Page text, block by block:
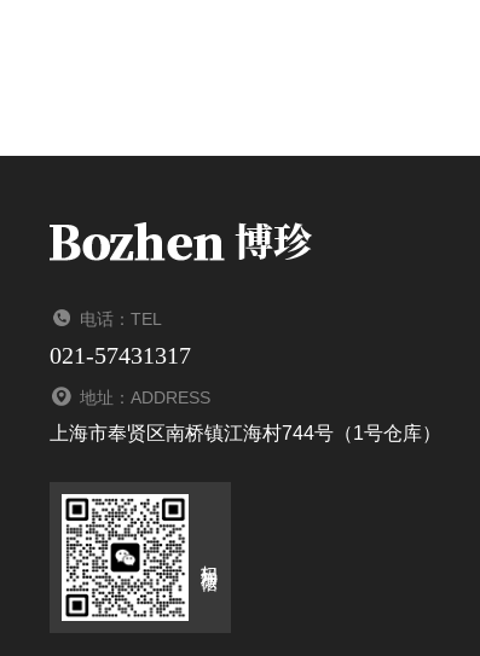
电话：TEL
021-57431317
地址：ADDRESS
上海市奉贤区南桥镇江海村744号（1号仓库）